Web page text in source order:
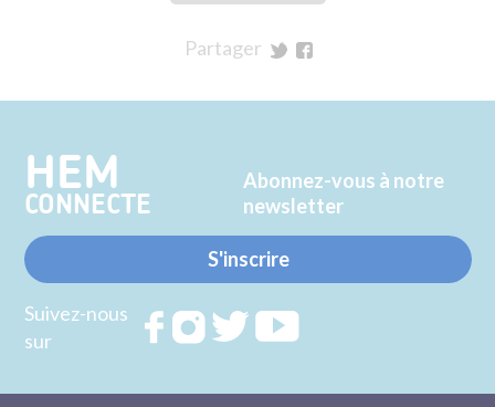
Partager
Twitter
Facebook
HEM
CONNECTE
Abonnez-vous à notre
newsletter
S'inscrire
Suivez-nous
sur
RejoignezRejoignezRejoignez